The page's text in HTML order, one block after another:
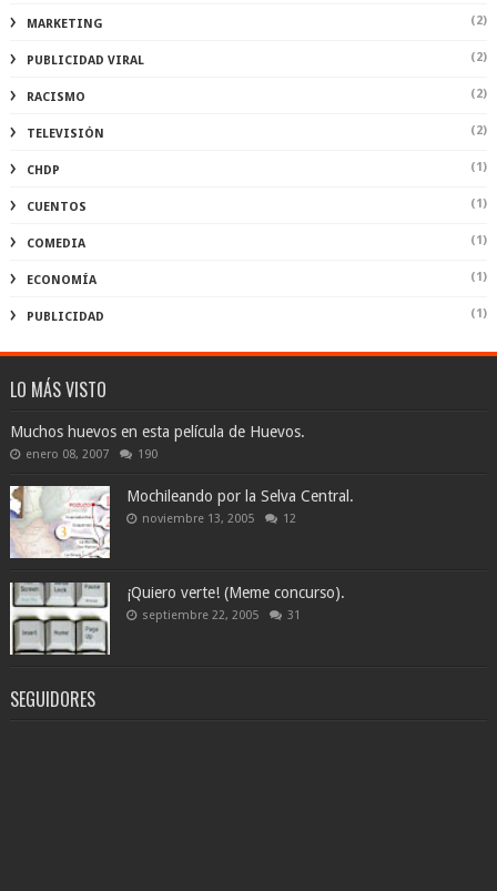
MARKETING (2)
PUBLICIDAD VIRAL (2)
RACISMO (2)
TELEVISIÓN (2)
CHDP (1)
CUENTOS (1)
COMEDIA (1)
ECONOMÍA (1)
PUBLICIDAD (1)
LO MÁS VISTO
Muchos huevos en esta película de Huevos.
enero 08, 2007 190
Mochileando por la Selva Central.
noviembre 13, 2005 12
¡Quiero verte! (Meme concurso).
septiembre 22, 2005 31
SEGUIDORES